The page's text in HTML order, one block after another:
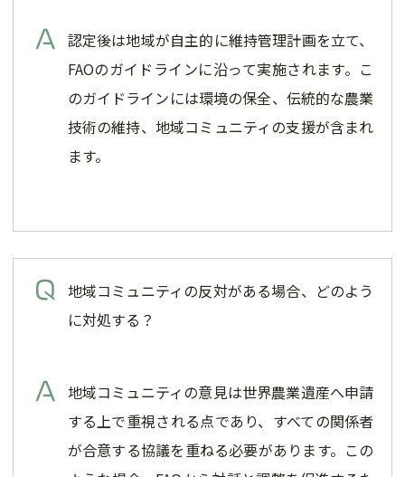
認定後は地域が自主的に維持管理計画を立て、
FAOのガイドラインに沿って実施されます。こ
のガイドラインには環境の保全、伝統的な農業
技術の維持、地域コミュニティの支援が含まれ
ます。
地域コミュニティの反対がある場合、どのよう
に対処する？
地域コミュニティの意見は世界農業遺産へ申請
する上で重視される点であり、すべての関係者
が合意する協議を重ねる必要があります。この